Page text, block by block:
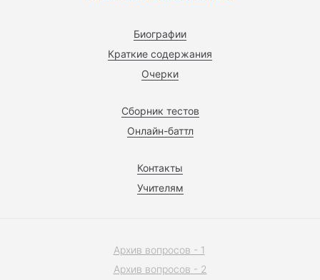
Биографии
Краткие содержания
Очерки
Сборник тестов
Онлайн-баттл
Контакты
Учителям
Архив вопросов - 1
Архив вопросов - 2